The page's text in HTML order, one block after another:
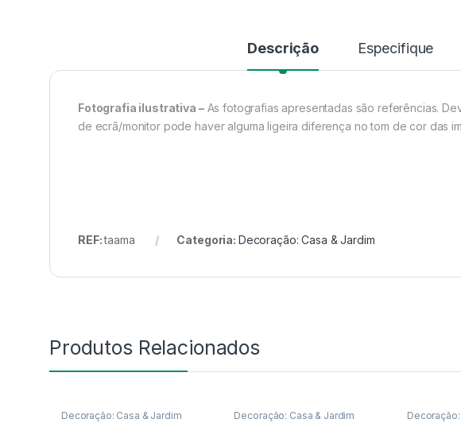
Descrição Especifique
Fotografia ilustrativa –As fotografias apresentadas são referências.
de ecrã/monitor pode haver alguma ligeira diferença no tom de cor das
REF:taama Categoria: Decoração: Casa & Jardim
Produtos Relacionados
Decoração: Casa & Jardim Decoração: Casa & Jardim